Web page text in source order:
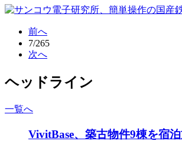
前へ
7/265
次へ
ヘッドライン
一覧へ
VivitBase、築古物件9棟を宿